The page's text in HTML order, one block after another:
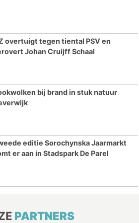
overtuigt tegen tiental PSV en
Johan Cruijff Schaal
bij brand in stuk natuur
editie Sorochynska Jaarmarkt
er aan in Stadspark De Parel
PARTNERS